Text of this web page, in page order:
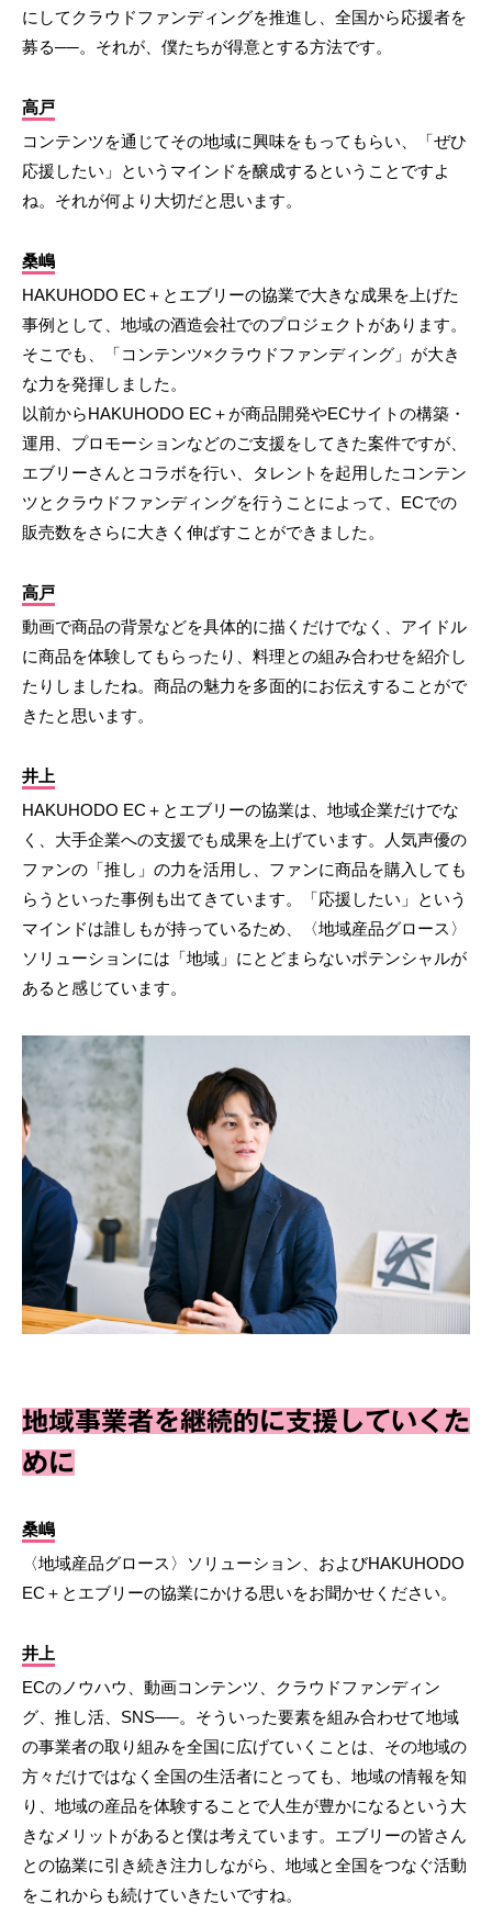
にしてクラウドファンディングを推進し、全国から応援者を
募る──。それが、僕たちが得意とする方法です。
高戸
コンテンツを通じてその地域に興味をもってもらい、「ぜひ
応援したい」というマインドを醸成するということですよ
ね。それが何より大切だと思います。
桑嶋
HAKUHODO EC＋とエブリーの協業で大きな成果を上げた
事例として、地域の酒造会社でのプロジェクトがあります。
そこでも、「コンテンツ×クラウドファンディング」が大き
な力を発揮しました。
以前からHAKUHODO EC＋が商品開発やECサイトの構築・
運用、プロモーションなどのご支援をしてきた案件ですが、
エブリーさんとコラボを行い、タレントを起用したコンテン
ツとクラウドファンディングを行うことによって、ECでの
販売数をさらに大きく伸ばすことができました。
高戸
動画で商品の背景などを具体的に描くだけでなく、アイドル
に商品を体験してもらったり、料理との組み合わせを紹介し
たりしましたね。商品の魅力を多面的にお伝えすることがで
きたと思います。
井上
HAKUHODO EC＋とエブリーの協業は、地域企業だけでな
く、大手企業への支援でも成果を上げています。人気声優の
ファンの「推し」の力を活用し、ファンに商品を購入しても
らうといった事例も出てきています。「応援したい」という
マインドは誰しもが持っているため、〈地域産品グロース〉
ソリューションには「地域」にとどまらないポテンシャルが
あると感じています。
地域事業者を継続的に支援していくた
めに
桑嶋
〈地域産品グロース〉ソリューション、およびHAKUHODO
EC＋とエブリーの協業にかける思いをお聞かせください。
井上
ECのノウハウ、動画コンテンツ、クラウドファンディン
グ、推し活、SNS──。そういった要素を組み合わせて地域
の事業者の取り組みを全国に広げていくことは、その地域の
方々だけではなく全国の生活者にとっても、地域の情報を知
り、地域の産品を体験することで人生が豊かになるという大
きなメリットがあると僕は考えています。エブリーの皆さん
との協業に引き続き注力しながら、地域と全国をつなぐ活動
をこれからも続けていきたいですね。